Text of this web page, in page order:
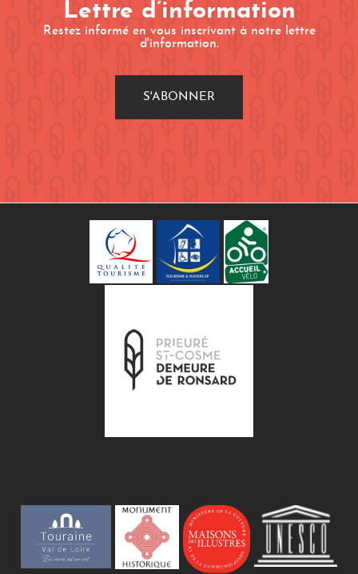
Lettre d’information
Restez informé en vous inscrivant à notre lettre
d'information.
S'ABONNER